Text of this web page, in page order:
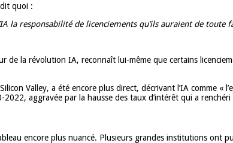
quoi :
la responsabilité de licenciements qu’ils auraient de toute
de la révolution IA, reconnaît lui-même que certains
Valley, a été encore plus direct, décrivant l’IA comme «
aggravée par la hausse des taux d’intérêt qui a
encore plus nuancé. Plusieurs grandes institutions ont